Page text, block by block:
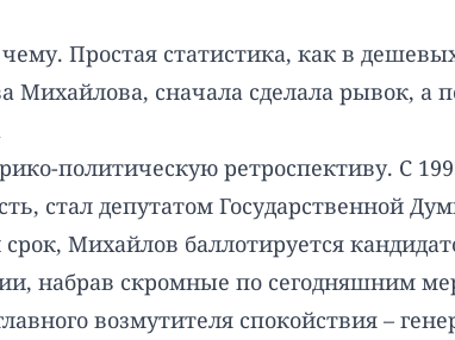
Простая статистика, как в
Михайлова, сначала сделала рывок, а
политическую ретроспективу. С
стал депутатом Государственной
Михайлов баллотируется
набрав скромные по сегодняшним
возмутителя спокойствия –